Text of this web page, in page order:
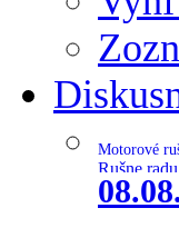
Motorové
Rušne